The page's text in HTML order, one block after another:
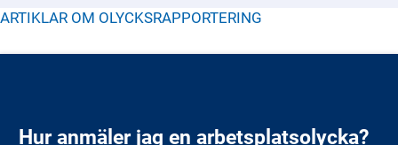
ARTIKLAR OM OLYCKSRAPPORTERING
Hur anmäler jag en arbetsplatsolycka?